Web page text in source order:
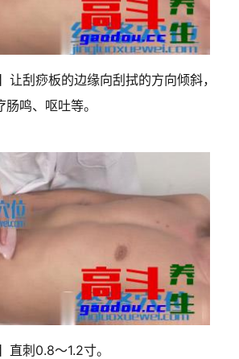
刮痧板的边缘向刮拭的方向倾斜，
鸣、呕吐等。
刺0.8～1.2寸。